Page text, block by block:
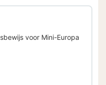
voor Mini-Europa